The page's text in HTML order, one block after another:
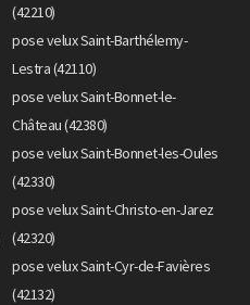
(42210)
pose velux Saint-Barthélemy-
Lestra (42110)
pose velux Saint-Bonnet-le-
Château (42380)
pose velux Saint-Bonnet-les-Oules
(42330)
pose velux Saint-Christo-en-Jarez
(42320)
pose velux Saint-Cyr-de-Favières
(42132)